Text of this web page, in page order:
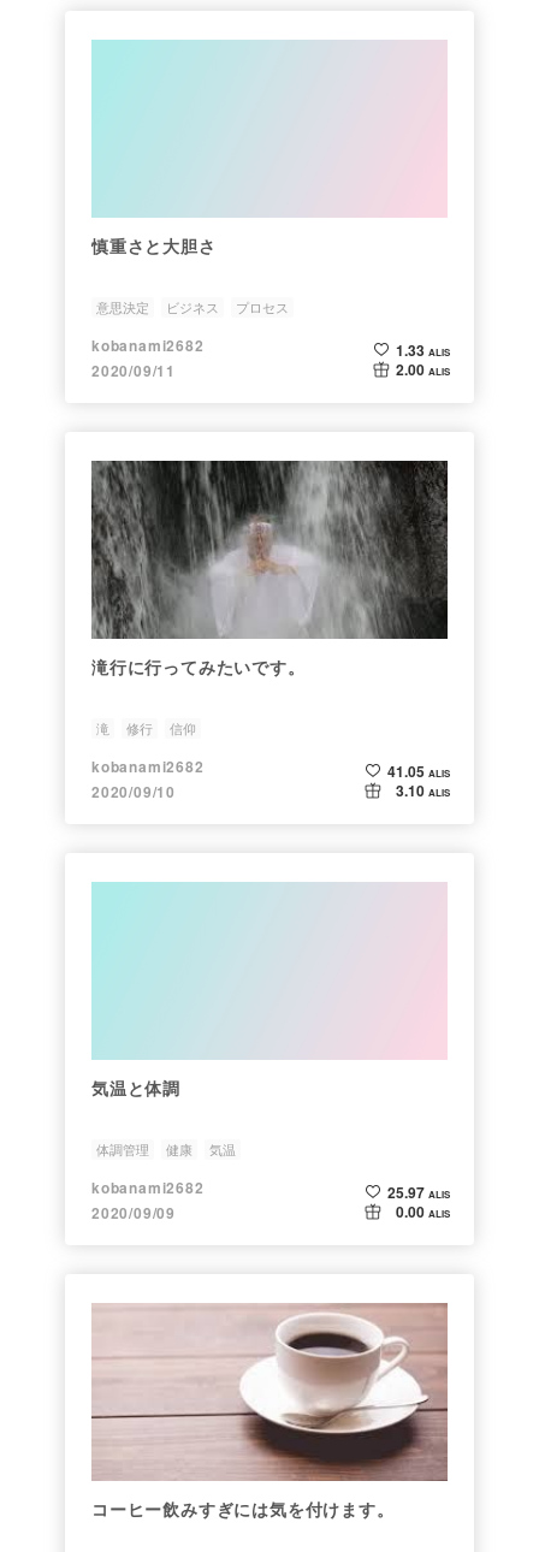
慎重さと大胆さ
意思決定 ビジネス プロセス
kobanami2682
2020/09/11
1.33 ALIS
2.00 ALIS
滝行に行ってみたいです。
滝 修行 信仰
kobanami2682
2020/09/10
41.05 ALIS
3.10 ALIS
気温と体調
体調管理 健康 気温
kobanami2682
2020/09/09
25.97 ALIS
0.00 ALIS
コーヒー飲みすぎには気を付けます。